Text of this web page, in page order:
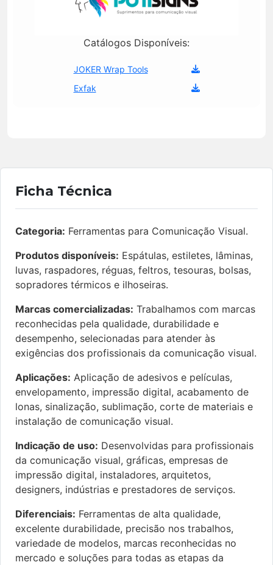
Catálogos Disponíveis:
JOKER Wrap Tools
Exfak
Ficha Técnica
Categoria: Ferramentas para Comunicação Visual.
Produtos disponíveis: Espátulas, estiletes, lâminas,
luvas, raspadores, réguas, feltros, tesouras, bolsas,
sopradores térmicos e ilhoseiras.
Marcas comercializadas: Trabalhamos com marcas
reconhecidas pela qualidade, durabilidade e
desempenho, selecionadas para atender às
exigências dos profissionais da comunicação visual.
Aplicações: Aplicação de adesivos e películas,
envelopamento, impressão digital, acabamento de
lonas, sinalização, sublimação, corte de materiais e
instalação de comunicação visual.
Indicação de uso: Desenvolvidas para profissionais
da comunicação visual, gráficas, empresas de
impressão digital, instaladores, arquitetos,
designers, indústrias e prestadores de serviços.
Diferenciais: Ferramentas de alta qualidade,
excelente durabilidade, precisão nos trabalhos,
variedade de modelos, marcas reconhecidas no
mercado e soluções para todas as etapas da